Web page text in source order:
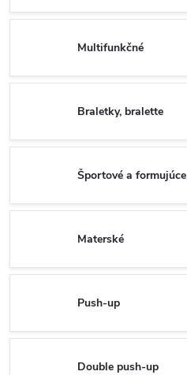
Multifunkčné
Braletky, bralette
Športové a formujúce
Materské
Push-up
Double push-up